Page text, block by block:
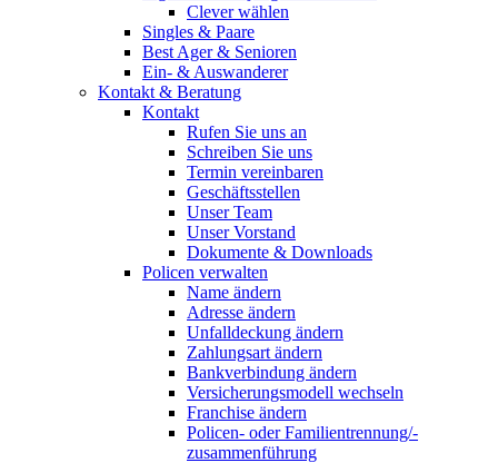
Clever wählen
Singles & Paare
Best Ager & Senioren
Ein- & Auswanderer
Kontakt & Beratung
Kontakt
Rufen Sie uns an
Schreiben Sie uns
Termin vereinbaren
Geschäftsstellen
Unser Team
Unser Vorstand
Dokumente & Downloads
Policen verwalten
Name ändern
Adresse ändern
Unfalldeckung ändern
Zahlungsart ändern
Bankverbindung ändern
Versicherungsmodell wechseln
Franchise ändern
Policen- oder Familientrennung/-
zusammenführung